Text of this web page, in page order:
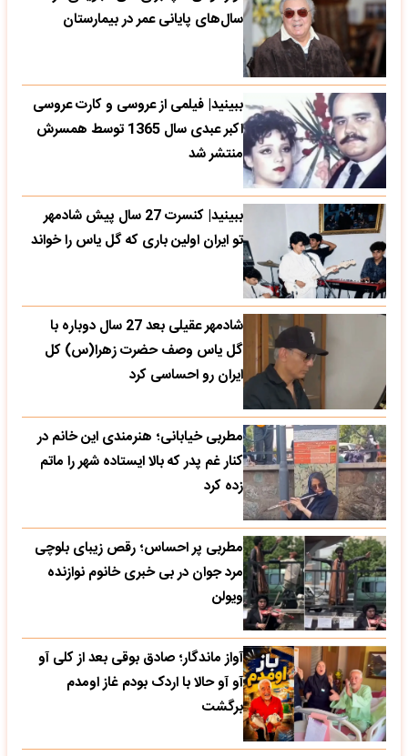
سال‌های پایانی عمر در بیمارستان
ببینید| فیلمی از عروسی و کارت عروسی
اکبر عبدی سال 1365 توسط همسرش
منتشر شد
ببینید| کنسرت 27 سال پیش شادمهر
تو ایران اولین باری که گل یاس را خواند
شادمهر عقیلی بعد 27 سال دوباره با
گل یاس وصف حضرت زهرا(س) کل
ایران رو احساسی کرد
مطربی خیابانی؛ هنرمندی این خانم در
کنار غم پدر که بالا ایستاده شهر را ماتم
زده کرد
مطربی پر احساس؛ رقص زیبای بلوچی
مرد جوان در بی خبری خانوم نوازنده
ویولن
آواز ماندگار؛ صادق بوقی بعد از کلی آو
آو آو حالا با اردک بودم غاز اومدم
برگشت